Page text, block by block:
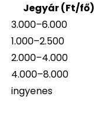
Jegyár (Ft/fő)
3.000–6.000
1.000–2.500
2.000–4.000
4.000–8.000
ingyenes